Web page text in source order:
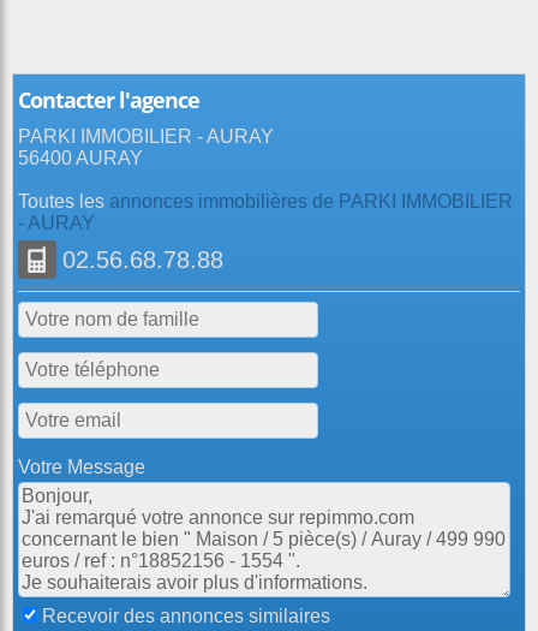
Contacter l'agence
PARKI IMMOBILIER - AURAY
56400 AURAY
Toutes les annonces immobilières de PARKI IMMOBILIER
- AURAY
02.56.68.78.88
Votre Message
Recevoir des annonces similaires